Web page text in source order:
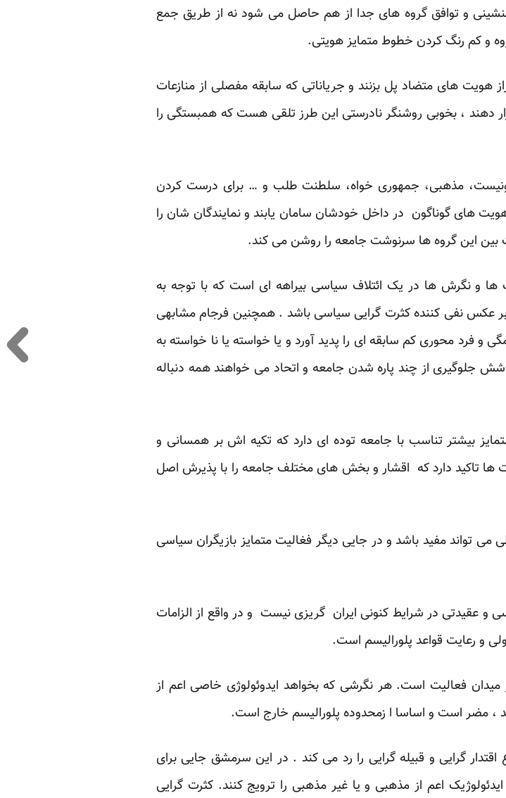
و توافق گروه های جدا از هم حاصل می شود نه از طریق جمع
و کم رنگ کردن خطوط متمایز هویتی.
هویت های متضاد پل بزنند و جریاناتی که سابقه مفصلی از منازعات
دهند ، بخوبی روشنگر نادرستی این طرز تلقی هست که همبستگی را
مذهبی، جمهوری خواه، سلطنت طلب و … برای درست کردن
های گوناگون در داخل خودشان سامان یابند و نمایندگان شان را
بین این گروه ها سرنوشت جامعه را روشن می کند.
نگرش ها در یک ائتلاف سیاسی بیراهه ای است که با توجه به
بر عکس نفی کننده کثرت گرایی سیاسی باشد . همچنین فرجام مشابهی
و فرد محوری کم سابقه ای را پدید آورد و یا خواسته یا نا خواسته به
از چند پاره شدن جامعه و اتحاد می خواهند همه دنباله
بیشتر تناسب با جامعه توده ای دارد که تکیه اش بر همسانی و
تاکید دارد که اقشار و بخش های مختلف جامعه را با پذیرش اصل
تواند مفید باشد و در جایی دیگر فغالیت متمایز بازیگران سیاسی
عقیدتی در شرایط کنونی ایران گریزی نیست و در واقع از الزامات
و رعایت قواعد پلورالیسم است.
فعالیت است. هر نگرشی که بخواهد ایدوئولوژی خاصی اعم از
، مضر است و اساسا ا زمحدوده پلورالیسم خارج است.
گرایی و قبیله گرایی را رد می کند . در این سرمشق جایی برای
اعم از مذهبی و یا غیر مذهبی را ترویج کنند. کثرت گرایی